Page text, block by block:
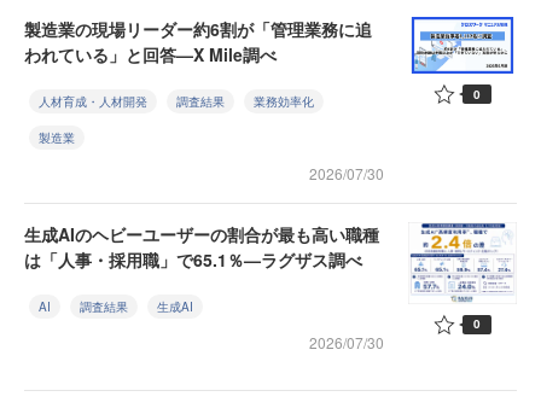
製造業の現場リーダー約6割が「管理業務に追
われている」と回答—X Mile調べ
人材育成・人材開発 調査結果 業務効率化
製造業
2026/07/30
0
生成AIのヘビーユーザーの割合が最も高い職種
は「人事・採用職」で65.1％—ラグザス調べ
AI 調査結果 生成AI
2026/07/30
0